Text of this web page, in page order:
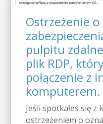
Ostrzeżenie o
pulpitu
plik RDP,
połączenie z
komputerem.
Jeśli spotkałeś się z
ostrzeżeniem o